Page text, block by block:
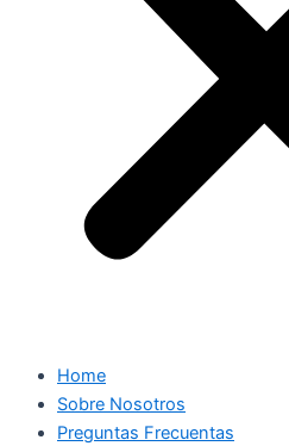
Home
Sobre Nosotros
Preguntas Frecuentas